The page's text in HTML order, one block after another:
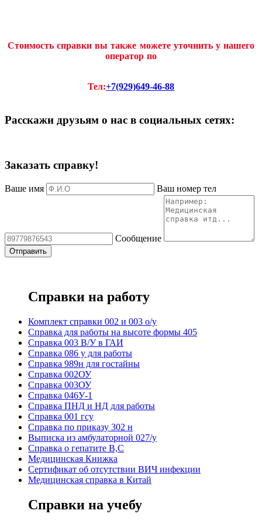
Стоимость справки вы также можете уточнить у нашего
оператор по
Тел:+7(929)649-46-88
Расскажи друзьям о нас в социальных сетях:
Заказать справку!
Ваше имя Ваш номер тел
Сообщение
Справки на работу
Комплект справки 002 и 003 о/у
Справка для работы на высоте формы 405
Справка 003 В/У в ГАИ
Справка 086 у для работы
Справка 989н для гостайны
Справка 002ОУ
Справка 003ОУ
Справка 046У-1
Справка ПНД и НД для работы
Справка 001 гсу
Справка по приказу 302 н
Выписка из амбулаторной 027/у
Справка о гепатите B,C
Медицинская Книжка
Сертификат об отсутствии ВИЧ инфекции
Медицинская справка в Китай
Справки на учебу